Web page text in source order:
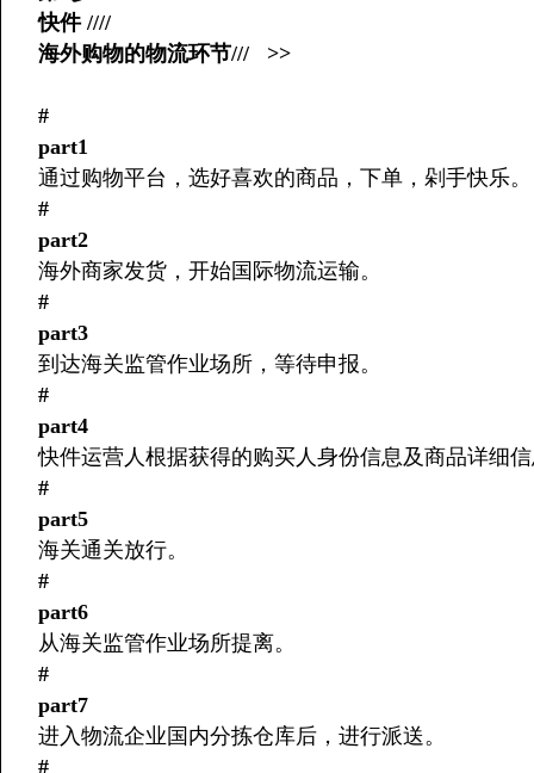
快件 ////
海外购物的物流环节/// >>
#
part1
通过购物平台，选好喜欢的商品，下单，剁手快乐。
#
part2
海外商家发货，开始国际物流运输。
#
part3
到达海关监管作业场所，等待申报。
#
part4
快件运营人根据获得的购买人身份信息及商品详细
#
part5
海关通关放行。
#
part6
从海关监管作业场所提离。
#
part7
进入物流企业国内分拣仓库后，进行派送。
#